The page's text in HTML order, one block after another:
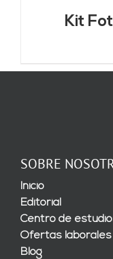
Kit
SOBRE
Inicio
Editorial
Centro de
Ofertas laborales
Blog